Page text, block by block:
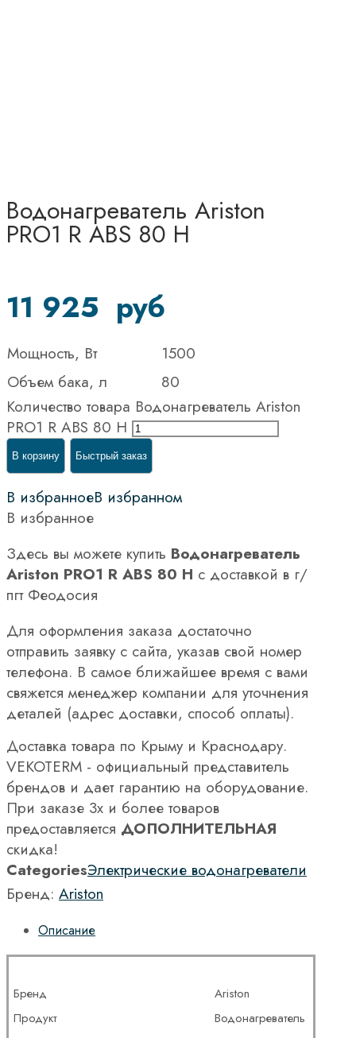
Водонагреватель Ariston
PRO1 R ABS 80 H
11 925 руб
Мощность, Вт
1500
Объем бака, л
80
Количество товара Водонагреватель Ariston
PRO1 R ABS 80 H
В корзину Быстрый заказ
В избранноеВ избранном
В избранное
Здесь вы можете купить Водонагреватель
Ariston PRO1 R ABS 80 H с доставкой в г/
пгт Феодосия
Для оформления заказа достаточно
отправить заявку с сайта, указав свой номер
телефона. В самое ближайшее время с вами
свяжется менеджер компании для уточнения
деталей (адрес доставки, способ оплаты).
Доставка товара по Крыму и Краснодару.
VEKOTERM - официальный представитель
брендов и дает гарантию на оборудование.
При заказе 3х и более товаров
предоставляется ДОПОЛНИТЕЛЬНАЯ
скидка!
CategoriesЭлектрические водонагреватели
Бренд: Ariston
Описание
Бренд
Ariston
Продукт
Водонагреватель